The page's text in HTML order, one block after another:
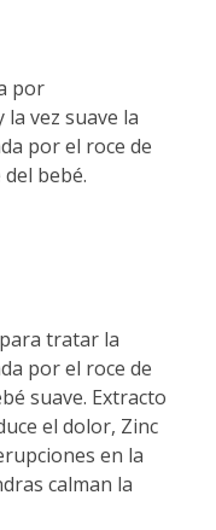
por
vez suave la
por el roce de
bebé.
tratar la
por el roce de
suave. Extracto
el dolor, Zinc
en la
calman la